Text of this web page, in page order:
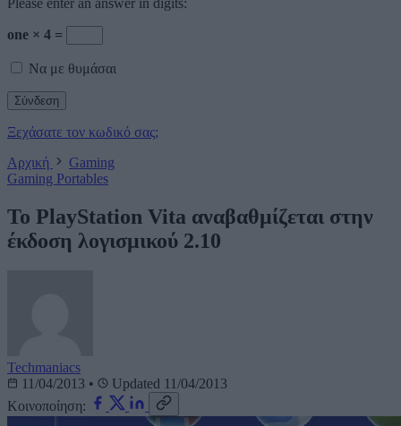
one × 4 =
Να με θυμάσαι
Ξεχάσατε τον κωδικό σας;
Αρχική
Gaming
Gaming Portables
Το PlayStation Vita αναβαθμίζεται στην
έκδοση λογισμικού 2.10
Techmaniacs
11/04/2013 •
Updated 11/04/2013
Κοινοποίηση: